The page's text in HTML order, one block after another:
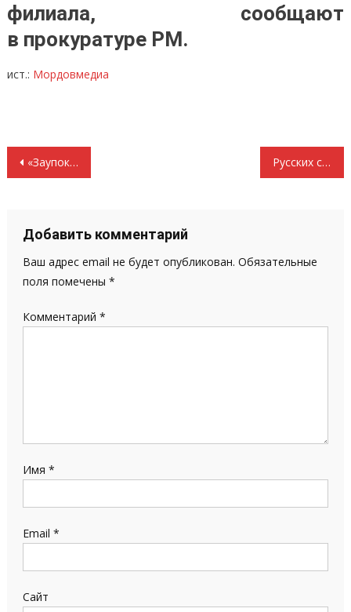
филиала, сообщают
в прокуратуре РМ.
ист.: Мордовмедиа
Навигация
записям
«Заупокойное здравоохранение». Массовая коммерциализация медицины по уровню смертности поставила РФ рядом с Сомали Русских считать африканскими беженцами. Латвийская элита изгаляется в противопоставлении «оккупантов» «чистокровным» жителям страны
Добавить комментарий
Ваш адрес email не будет опубликован. Обязательные
поля помечены *
Комментарий *
Имя *
Email *
Сайт